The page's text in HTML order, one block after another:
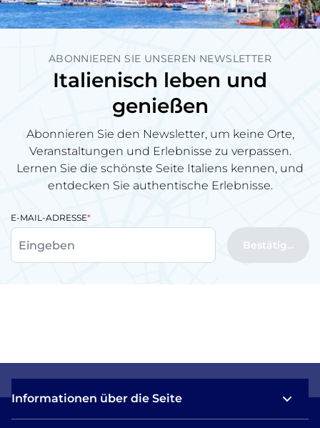
ABONNIEREN SIE UNSEREN NEWSLETTER
Italienisch leben und
genießen
Abonnieren Sie den Newsletter, um keine Orte,
Veranstaltungen und Erlebnisse zu verpassen.
Lernen Sie die schönste Seite Italiens kennen, und
entdecken Sie authentische Erlebnisse.
E-MAIL-ADRESSE
Bestätigen
Informationen über die Seite